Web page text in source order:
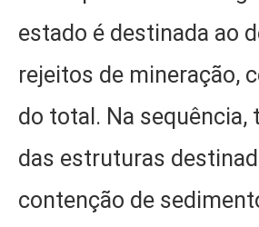
estado é destinada ao
rejeitos de mineração,
do total. Na sequência,
das estruturas
contenção de